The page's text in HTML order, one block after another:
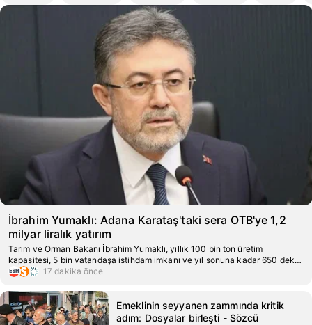
İbrahim Yumaklı: Adana Karataş'taki sera OTB'ye 1,2
milyar liralık yatırım
Tarım ve Orman Bakanı İbrahim Yumaklı, yıllık 100 bin ton üretim
kapasitesi, 5 bin vatandaşa istihdam imkanı ve yıl sonuna kadar 650 dekar
alanda üretim hedefiyle yola çıkan sera organize tarım bölgesi hakkında
17 dakika önce
Emeklinin seyyanen zammında kritik
adım: Dosyalar birleşti - Sözcü